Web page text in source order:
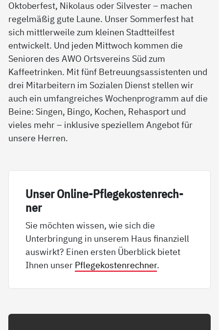
Oktoberfest, Nikolaus oder Silvester – machen
regelmäßig gute Laune. Unser Sommerfest hat
sich mittlerweile zum kleinen Stadtteilfest
entwickelt. Und jeden Mittwoch kommen die
Senioren des AWO Ortsvereins Süd zum
Kaffeetrinken. Mit fünf Betreuungsassistenten und
drei Mitarbeitern im Sozialen Dienst stellen wir
auch ein umfangreiches Wochenprogramm auf die
Beine: Singen, Bingo, Kochen, Rehasport und
vieles mehr – inklusive speziellem Angebot für
unsere Herren.
Un­ser On­li­ne-Pf­le­ge­kos­ten­rech­
ner
Sie möchten wissen, wie sich die
Unterbringung in unserem Haus finanziell
auswirkt? Einen ersten Überblick bietet
Ihnen unser Pflegekostenrechner.